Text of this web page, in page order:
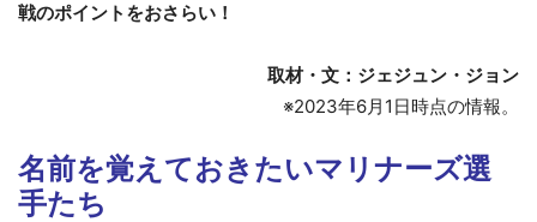
戦のポイントをおさらい！
取材・文：ジェジュン・ジョン
※2023年6月1日時点の情報。
名前を覚えておきたいマリナーズ選
手たち